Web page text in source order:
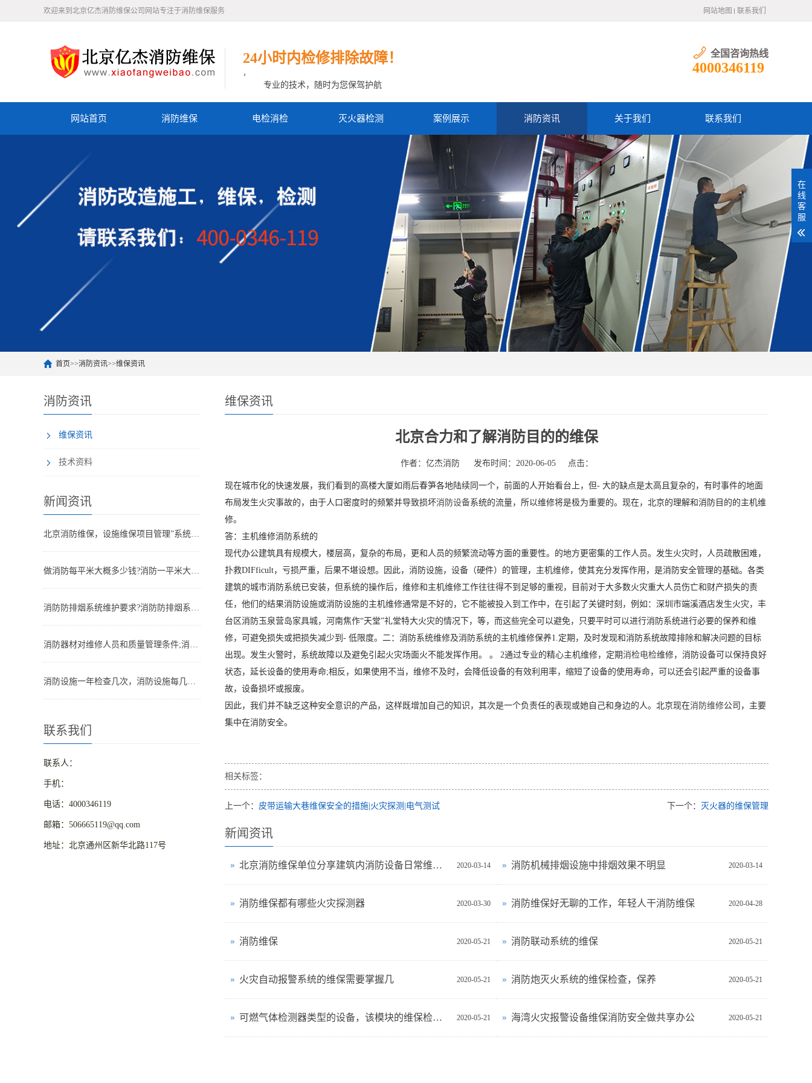
欢迎来到北京亿杰消防维保公司网站专注于消防维保服务 网站地图 联系我们
24小时内检修排除故障！
，
专业的技术，随时为您保驾护航
全国咨询热线
4000346119
网站首页 消防维保 电检消检 灭火器检测 案例展示 消防资讯 关于我们 联系我们
首页>>消防资讯>>维保资讯
消防资讯
维保资讯
技术资料
新闻资讯
北京消防维保，设施维保项目管理”系统应急启动功能的数量应如何填写？
做消防每平米大概多少钱?消防一平米大约多少钱
消防防排烟系统维护要求?消防防排烟系统包括什么
消防器材对维修人员和质量管理条件;消防器材管理要求
消防设施一年检查几次，消防设施每几年检查一次
联系我们
联系人：
手机：
电话：4000346119
邮箱：506665119@qq.com
地址：北京通州区新华北路117号
维保资讯
北京合力和了解消防目的的维保
作者：亿杰消防 发布时间：2020-06-05 点击：
现在城市化的快速发展，我们看到的高楼大厦如雨后春笋各地陆续同一个，前面的人开始看台上，但- 大的缺点是太高且复杂的，有时事件的地面
布局发生火灾事故的，由于人口密度时的频繁并导致损坏消防设备系统的流量，所以维修将是极为重要的。现在，北京的理解和消防目的的主机维
修。
答：主机维修消防系统的
现代办公建筑具有规模大，楼层高，复杂的布局，更和人员的频繁流动等方面的重要性。的地方更密集的工作人员。发生火灾时，人员疏散困难，
扑救DIFficult，亏损严重，后果不堪设想。因此，消防设施，设备（硬件）的管理，主机维修，使其充分发挥作用，是消防安全管理的基础。各类
建筑的城市消防系统已安装，但系统的操作后，维修和主机维修工作往往得不到足够的重视，目前对于大多数火灾重大人员伤亡和财产损失的责
任，他们的结果消防设施或消防设施的主机维修通常是不好的，它不能被投入到工作中，在引起了关键时刻，例如：深圳市端溪酒店发生火灾，丰
台区消防玉泉营岛家具城，河南焦作“天堂”礼堂特大火灾的情况下，等，而这些完全可以避免，只要平时可以进行消防系统进行必要的保养和维
修，可避免损失或把损失减少到- 低限度。二：消防系统维修及消防系统的主机维修保养1.定期，及时发现和消防系统故障排除和解决问题的目标
出现。发生火警时，系统故障以及避免引起火灾场面火不能发挥作用。 。 2通过专业的精心主机维修，定期消检电检维修，消防设备可以保持良好
状态，延长设备的使用寿命;相反，如果使用不当，维修不及时，会降低设备的有效利用率，缩短了设备的使用寿命，可以还会引起严重的设备事
故，设备损坏或报废。
因此，我们并不缺乏这种安全意识的产品，这样既增加自己的知识，其次是一个负责任的表现或她自己和身边的人。北京现在消防维修公司，主要
集中在消防安全。
相关标签：
上一个： 皮带运输大巷维保安全的措施|火灾探测|电气测试 下一个： 灭火器的维保管理
新闻资讯
2020-03-14
北京消防维保单位分享建筑内消防设备日常维护标准 2020-03-14
消防机械排烟设施中排烟效果不明显
2020-03-30
消防维保都有哪些火灾探测器 2020-04-28
消防维保好无聊的工作，年轻人干消防维保
2020-05-21
消防维保 2020-05-21
消防联动系统的维保
2020-05-21
火灾自动报警系统的维保需要掌握几 2020-05-21
消防炮灭火系统的维保检查，保养
2020-05-21
可燃气体检测器类型的设备，该模块的维保检查，保养 2020-05-21
海湾火灾报警设备维保消防安全做共享办公
在
线
客
服